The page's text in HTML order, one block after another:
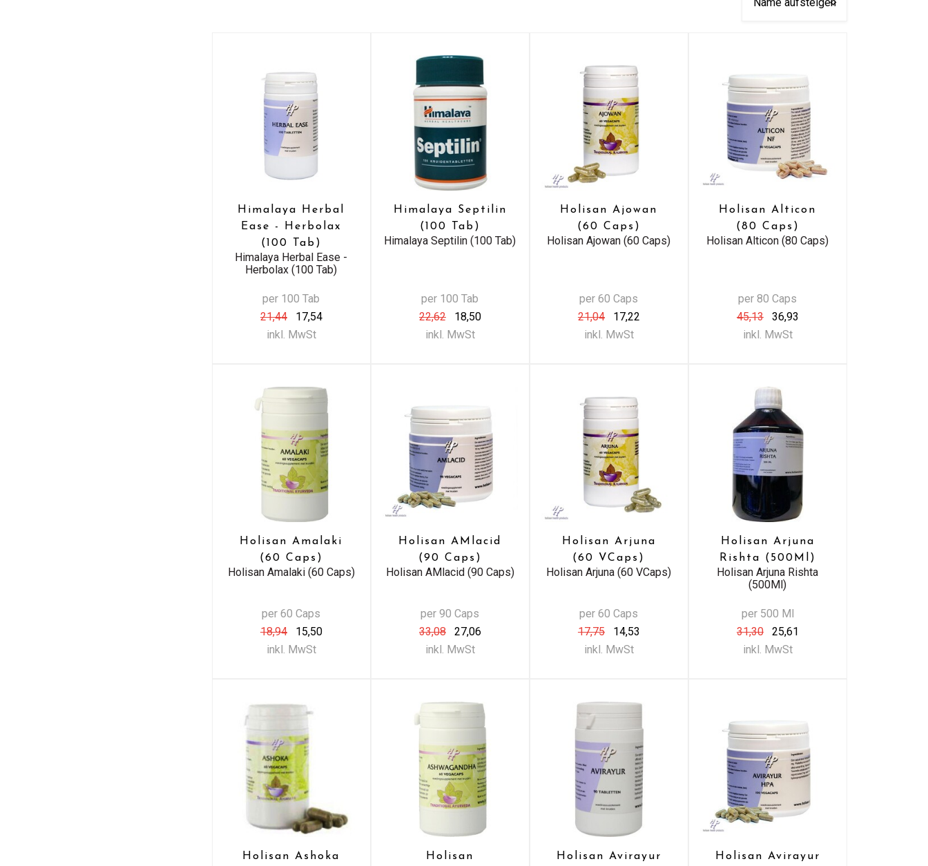
Himalaya Herbal
Ease - Herbolax
(100 Tab)
Himalaya Herbal Ease -
Herbolax (100 Tab)
per 100 Tab
21,44
17,54
inkl. MwSt
Himalaya Septilin
(100 Tab)
Himalaya Septilin (100 Tab)
per 100 Tab
22,62
18,50
inkl. MwSt
Holisan Ajowan
(60 Caps)
Holisan Ajowan (60 Caps)
per 60 Caps
21,04
17,22
inkl. MwSt
Holisan Alticon
(80 Caps)
Holisan Alticon (80 Caps)
per 80 Caps
45,13
36,93
inkl. MwSt
Holisan Amalaki
(60 Caps)
Holisan Amalaki (60 Caps)
per 60 Caps
18,94
15,50
inkl. MwSt
Holisan AMlacid
(90 Caps)
Holisan AMlacid (90 Caps)
per 90 Caps
33,08
27,06
inkl. MwSt
Holisan Arjuna
(60 VCaps)
Holisan Arjuna (60 VCaps)
per 60 Caps
17,75
14,53
inkl. MwSt
Holisan Arjuna
Rishta (500Ml)
Holisan Arjuna Rishta
(500Ml)
per 500 Ml
31,30
25,61
inkl. MwSt
Holisan Ashoka
Holisan
Holisan Avirayur
Holisan Avirayur